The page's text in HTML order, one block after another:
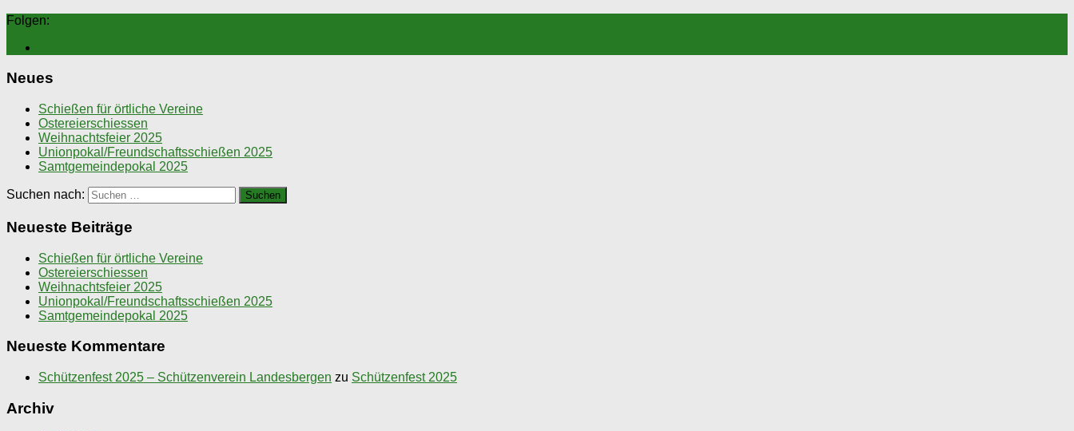
Folgen:
Neues
Schießen für örtliche Vereine
Ostereierschiessen
Weihnachtsfeier 2025
Unionpokal/Freundschaftsschießen 2025
Samtgemeindepokal 2025
Suchen nach:
Neueste Beiträge
Schießen für örtliche Vereine
Ostereierschiessen
Weihnachtsfeier 2025
Unionpokal/Freundschaftsschießen 2025
Samtgemeindepokal 2025
Neueste Kommentare
Schützenfest 2025 – Schützenverein Landesbergen zu Schützenfest 2025
Archiv